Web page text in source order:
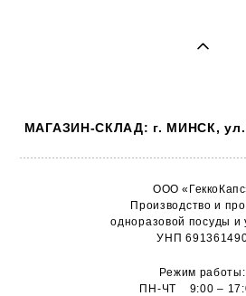
МАГАЗИН-СКЛАД: г. МИНСК,
ООО
Производство и
одноразовой посуды и
УНП
Режим работы:
ПН-ЧТ 9:00 –